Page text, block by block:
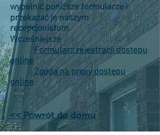
wypełnić poniższe formularze i
przekazać je naszym
recepcjonistom.
Wcześniejsze
Formularz rejestracji dostępu
online
Zgoda na proxy dostępu
online
<< Powrót do domu